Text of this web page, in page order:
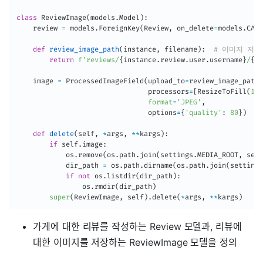
class ReviewImage(models .Model ) :
    review
= models . ForeignKey( Review, on_delete=models .
def review_image_path( instance, filename ) :
# 이미지 저
return
f'reviews/{ instance. review. user. username }/{
    image
= ProcessedImageField ( upload_to=review_image_path
                                processors
= ResizeToFill( 100
format= 'JPEG' ,
                                options
={ 'quality' : 80 } )
def delete( self, *args , ** kargs ) :
if self. image:
            os
. remove( os . path . join( settings .MEDIA_ROOT,
self
            dir_path
= os . path .dirname( os . path . join( settings
if not os .listdir(dir_path ) :
                os
. rmdir(dir_path )
super( ReviewImage, self ) .delete( *args , ** kargs )
가게에 대한 리뷰를 작성하는 Review 모델과, 리뷰에
대한 이미지를 저장하는 ReviewImage 모델을 정의